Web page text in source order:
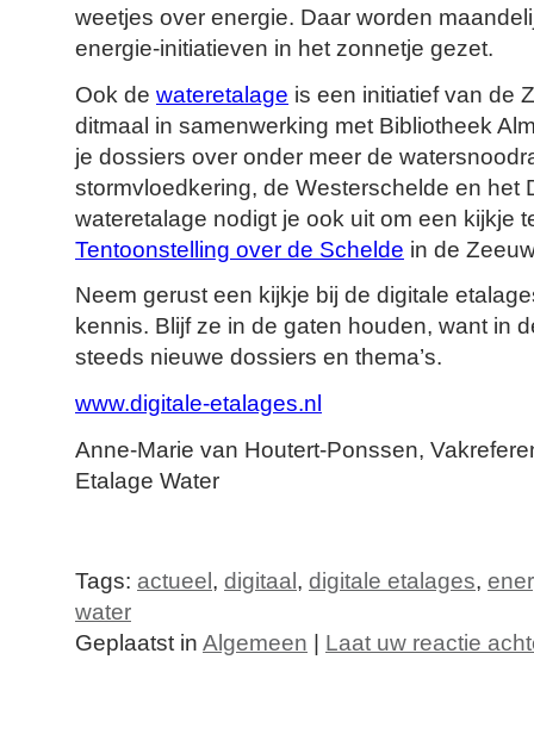
weetjes over energie. Daar worden
energie-initiatieven in het zonnetje gezet.
Ook de wateretalage is een initiatief van de
ditmaal in samenwerking met Bibliotheek
je dossiers over onder meer de
stormvloedkering, de Westerschelde en het
wateretalage nodigt je ook uit om een kijkje
Tentoonstelling over de Schelde in de
Neem gerust een kijkje bij de digitale
kennis. Blijf ze in de gaten houden, want in
steeds nieuwe dossiers en thema’s.
www.digitale-etalages.nl
Anne-Marie van Houtert-Ponssen,
Etalage Water
Tags: actueel , digitaal , digitale etalages,
water
Geplaatst in Algemeen Laat uw reactie